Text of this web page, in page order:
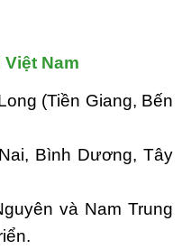
Nam
(Tiền Giang, Bến
Bình Dương, Tây
và Nam Trung